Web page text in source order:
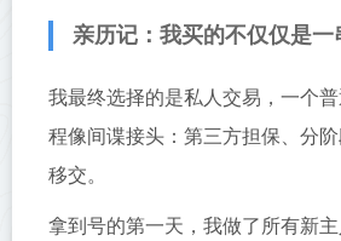
亲历记：我买的不仅仅是一
我最终选择的是私人交易，一个
程像间谍接头：第三方担保、分
移交。
拿到号的第一天，我做了所有新